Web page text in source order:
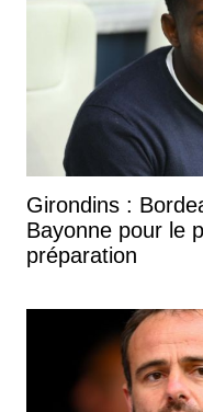
Girondins :
Bayonne pour le
préparation